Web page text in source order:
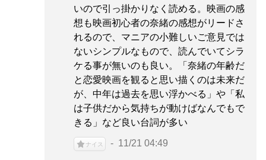
いので引っ掛かりなく読める。映画の感
想も映画初心者の奈緒の感想がリードさ
れるので、マニアの小難しいご意見では
ないシンプルなもので、読んでいてシラ
ケる事が無いのも良い。「奈緒の年齢だ
と恋愛映画を観ると思い描くのは未来だ
が、中年は過去を思い浮かべる」や「私
は子供だから気持ちが動けばなんでもで
きる」など良い台詞が多い
ナイス 11/21 04:49